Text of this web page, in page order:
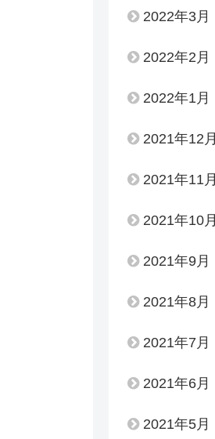
2022年3月
2022年2月
2022年1月
2021年12月
2021年11月
2021年10月
2021年9月
2021年8月
2021年7月
2021年6月
2021年5月